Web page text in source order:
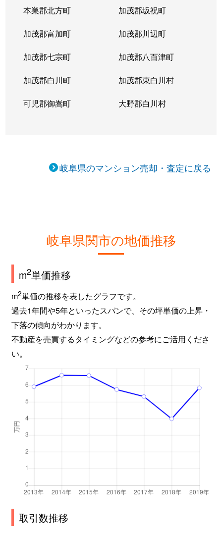
本巣郡北方町 加茂郡坂祝町
加茂郡富加町 加茂郡川辺町
加茂郡七宗町 加茂郡八百津町
加茂郡白川町 加茂郡東白川村
可児郡御嵩町 大野郡白川村
岐阜県のマンション売却・査定に戻る
岐阜県関市の地価推移
m2単価推移
m2単価の推移を表したグラフです。
過去1年間や5年といったスパンで、その坪単価の上昇・
下落の傾向がわかります。
不動産を売買するタイミングなどの参考にご活用くださ
い。
取引数推移